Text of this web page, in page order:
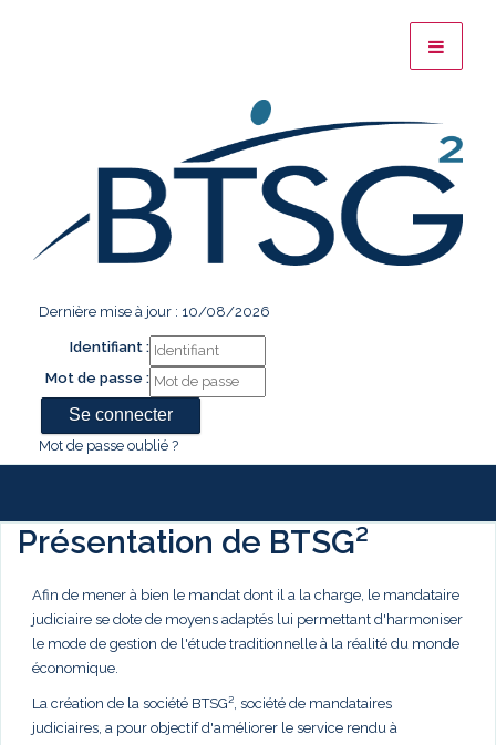
Dernière mise à jour : 10/08/2026
Identifiant :
Mot de passe :
Mot de passe oublié ?
Présentation de BTSG²
Afin de mener à bien le mandat dont il a la charge, le mandataire
judiciaire se dote de moyens adaptés lui permettant d'harmoniser
le mode de gestion de l'étude traditionnelle à la réalité du monde
économique.
La création de la société BTSG², société de mandataires
judiciaires, a pour objectif d'améliorer le service rendu à